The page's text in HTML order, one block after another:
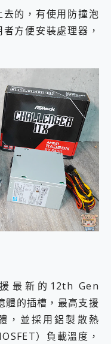
的，有使用防撞泡
方便安裝處理器，
最新的12th Gen
的插槽，最高支援
，並採用鋁製散熱
）負載溫度，